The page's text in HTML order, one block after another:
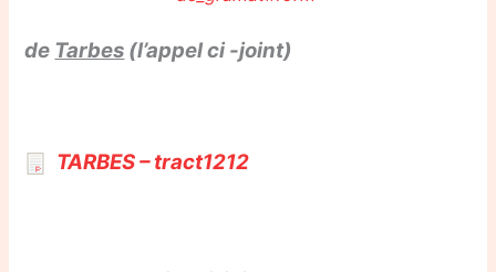
de Tarbes (l’appel ci -joint)
TARBES – tract1212